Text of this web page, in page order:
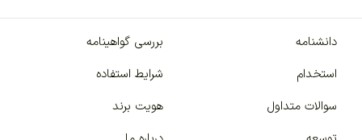
دانشنامه
بررسی گواهینامه
استخدام
شرایط استفاده
سوالات متداول
هویت برند